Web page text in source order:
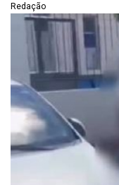
Redação